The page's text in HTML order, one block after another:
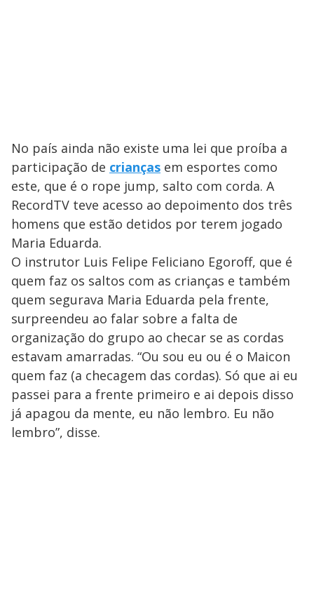
No país ainda não existe uma lei que proíba a
participação de crianças em esportes como
este, que é o rope jump, salto com corda. A
RecordTV teve acesso ao depoimento dos três
homens que estão detidos por terem jogado
Maria Eduarda.
O instrutor Luis Felipe Feliciano Egoroff, que é
quem faz os saltos com as crianças e também
quem segurava Maria Eduarda pela frente,
surpreendeu ao falar sobre a falta de
organização do grupo ao checar se as cordas
estavam amarradas. “Ou sou eu ou é o Maicon
quem faz (a checagem das cordas). Só que ai eu
passei para a frente primeiro e ai depois disso
já apagou da mente, eu não lembro. Eu não
lembro”, disse.